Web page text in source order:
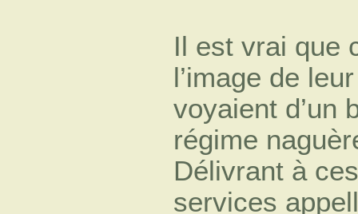
Il est vrai que
l’image de
voyaient d’un
régime
Délivrant à
services